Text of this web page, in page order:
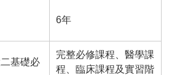
6年
基礎必
完整必修課程、醫學課
程、臨床課程及實習階